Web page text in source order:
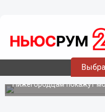
14.11.202217:15
«Комедiя-ФЕСТ»
Новгороде с 22 по
Нижегородцам покажут